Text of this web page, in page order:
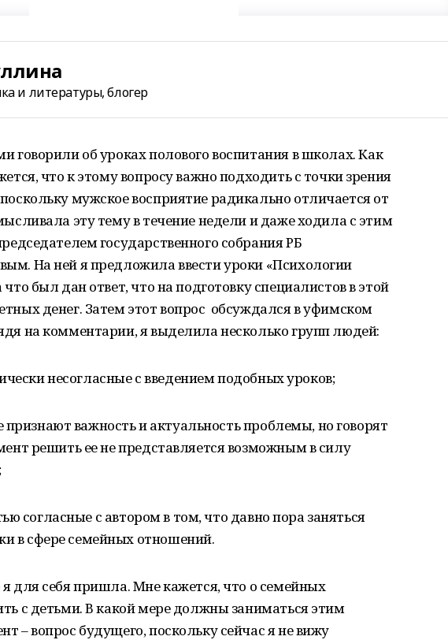
и литературы, блогер
говорили об уроках полового воспитания в школах. Как
что к этому вопросу важно подходить с точки зрения
мужское восприятие радикально отличается от
эту тему в течение недели и даже ходила с этим
государственного собрания РБ
На ней я предложила ввести уроки «Психологии
был дан ответ, что на подготовку специалистов в этой
денег. Затем этот вопрос обсуждался в уфимском
на комментарии, я выделила несколько групп людей:
несогласные с введением подобных уроков;
важность и актуальность проблемы, но говорят
решить ее не представляется возможным в силу
согласные с автором в том, что давно пора заняться
в сфере семейных отношений.
для себя пришла. Мне кажется, что о семейных
с детьми. В какой мере должны заниматься этим
– вопрос будущего, поскольку сейчас я не вижу